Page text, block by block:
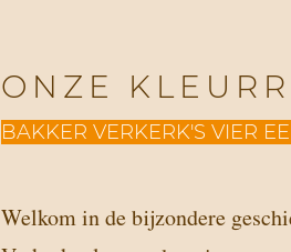
ONZE
BAKKER VERKERK'S VIER
Welkom in de bijzondere